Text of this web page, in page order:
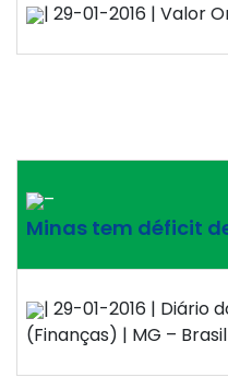
| 29-01-2016 | Valor
–
Minas tem déficit
| 29-01-2016 | Diário
(Finanças) | MG – Brasil